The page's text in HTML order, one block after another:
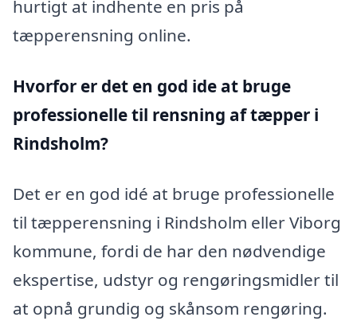
hurtigt at indhente en pris på
tæpperensning online.
Hvorfor er det en god ide at bruge
professionelle til rensning af tæpper i
Rindsholm?
Det er en god idé at bruge professionelle
til tæpperensning i Rindsholm eller Viborg
kommune, fordi de har den nødvendige
ekspertise, udstyr og rengøringsmidler til
at opnå grundig og skånsom rengøring.